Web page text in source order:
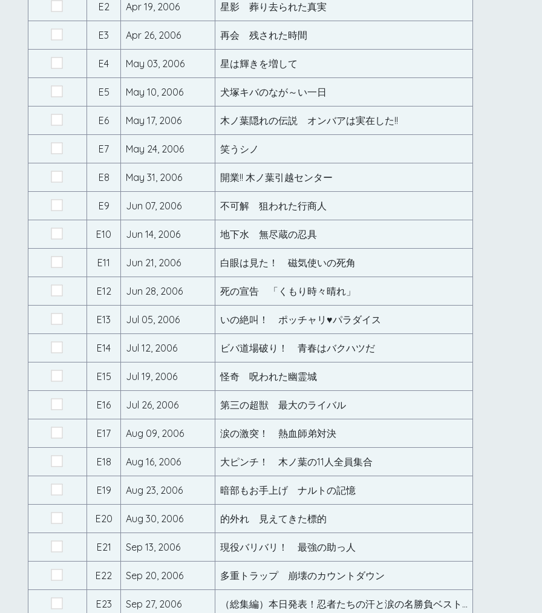
E2 Apr 19, 2006 星影 葬り去られた真実
E3 Apr 26, 2006 再会 残された時間
E4 May 03, 2006 星は輝きを増して
E5 May 10, 2006 犬塚キバのなが～い一日
E6 May 17, 2006 木ノ葉隠れの伝説 オンバアは実在した!!
E7 May 24, 2006 笑うシノ
E8 May 31, 2006 開業!! 木ノ葉引越センター
E9 Jun 07, 2006 不可解 狙われた行商人
E10 Jun 14, 2006 地下水 無尽蔵の忍具
E11 Jun 21, 2006 白眼は見た！ 磁気使いの死角
E12 Jun 28, 2006 死の宣告 「くもり時々晴れ」
E13 Jul 05, 2006 いの絶叫！ ポッチャリ♥パラダイス
E14 Jul 12, 2006 ビバ道場破り！ 青春はバクハツだ
E15 Jul 19, 2006 怪奇 呪われた幽霊城
E16 Jul 26, 2006 第三の超獣 最大のライバル
E17 Aug 09, 2006 涙の激突！ 熱血師弟対決
E18 Aug 16, 2006 大ピンチ！ 木ノ葉の11人全員集合
E19 Aug 23, 2006 暗部もお手上げ ナルトの記憶
E20 Aug 30, 2006 的外れ 見えてきた標的
E21 Sep 13, 2006 現役バリバリ！ 最強の助っ人
E22 Sep 20, 2006 多重トラップ 崩壊のカウントダウン
E23 Sep 27, 2006 （総集編）本日発表！忍者たちの汗と涙の名勝負ベスト５！ お楽しみの番外編もあるってばよスペシャル